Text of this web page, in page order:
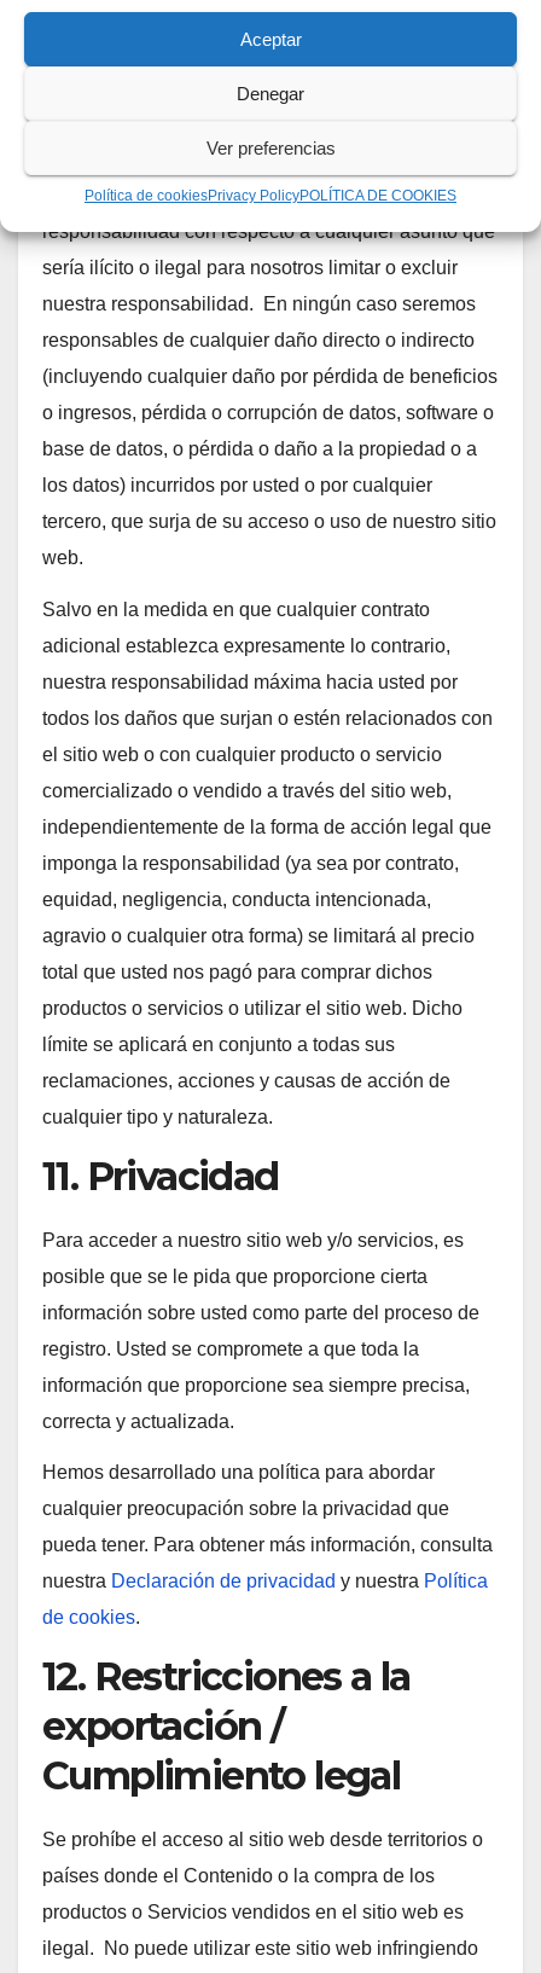
Aceptar
Denegar
Ver preferencias
Política de cookiesPrivacy PolicyPOLÍTICA DE COOKIES
asesoramiento, debe consultar a un profesional
adecuado.
aplicarán en la medida máxima permitida por la ley
aplicable y no limitarán ni excluirán nuestra
responsabilidad con respecto a cualquier asunto que
sería ilícito o ilegal para nosotros limitar o excluir
nuestra responsabilidad. En ningún caso seremos
responsables de cualquier daño directo o indirecto
(incluyendo cualquier daño por pérdida de beneficios
o ingresos, pérdida o corrupción de datos, software o
base de datos, o pérdida o daño a la propiedad o a
los datos) incurridos por usted o por cualquier
tercero, que surja de su acceso o uso de nuestro sitio
web.
Salvo en la medida en que cualquier contrato
adicional establezca expresamente lo contrario,
nuestra responsabilidad máxima hacia usted por
todos los daños que surjan o estén relacionados con
el sitio web o con cualquier producto o servicio
comercializado o vendido a través del sitio web,
independientemente de la forma de acción legal que
imponga la responsabilidad (ya sea por contrato,
equidad, negligencia, conducta intencionada,
agravio o cualquier otra forma) se limitará al precio
total que usted nos pagó para comprar dichos
productos o servicios o utilizar el sitio web. Dicho
límite se aplicará en conjunto a todas sus
reclamaciones, acciones y causas de acción de
cualquier tipo y naturaleza.
11. Privacidad
Para acceder a nuestro sitio web y/o servicios, es
posible que se le pida que proporcione cierta
información sobre usted como parte del proceso de
registro. Usted se compromete a que toda la
información que proporcione sea siempre precisa,
correcta y actualizada.
Hemos desarrollado una política para abordar
cualquier preocupación sobre la privacidad que
pueda tener. Para obtener más información, consulta
nuestra Declaración de privacidad y nuestra Política
de cookies.
12. Restricciones a la
exportación /
Cumplimiento legal
Se prohíbe el acceso al sitio web desde territorios o
países donde el Contenido o la compra de los
productos o Servicios vendidos en el sitio web es
ilegal. No puede utilizar este sitio web infringiendo